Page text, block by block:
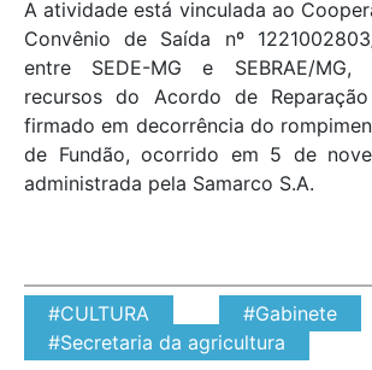
A atividade está vinculada ao
Convênio de Saída nº
entre SEDE-MG e SEBRAE/MG,
recursos do Acordo de
firmado em decorrência do
de Fundão, ocorrido em 5 de
administrada pela Samarco S.A.
#CULTURA #Gabinete
#Secretaria da agricultura